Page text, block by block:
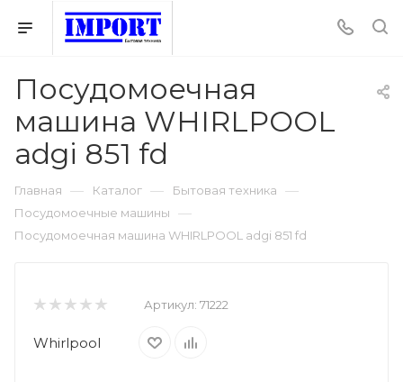
Посудомоечная
машина WHIRLPOOL
adgi 851 fd
Главная — Каталог — Бытовая техника —
Посудомоечные машины —
Посудомоечная машина WHIRLPOOL adgi 851 fd
Артикул: 71222
Whirlpool